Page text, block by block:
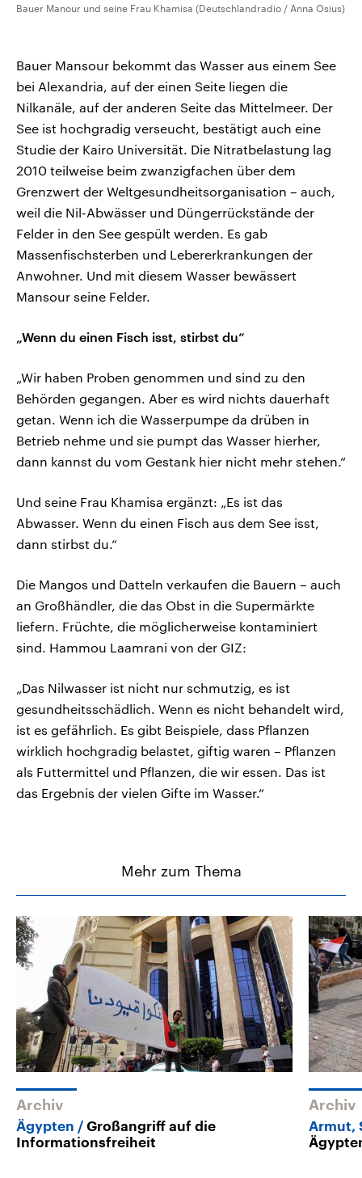
Bauer Manour und seine Frau Khamisa (Deutschlandradio / Anna Osius)
Bauer Mansour bekommt das Wasser aus einem See
bei Alexandria, auf der einen Seite liegen die
Nilkanäle, auf der anderen Seite das Mittelmeer. Der
See ist hochgradig verseucht, bestätigt auch eine
Studie der Kairo Universität. Die Nitratbelastung lag
2010 teilweise beim zwanzigfachen über dem
Grenzwert der Weltgesundheitsorganisation – auch,
weil die Nil-Abwässer und Düngerrückstände der
Felder in den See gespült werden. Es gab
Massenfischsterben und Lebererkrankungen der
Anwohner. Und mit diesem Wasser bewässert
Mansour seine Felder.
„Wenn du einen Fisch isst, stirbst du“
„Wir haben Proben genommen und sind zu den
Behörden gegangen. Aber es wird nichts dauerhaft
getan. Wenn ich die Wasserpumpe da drüben in
Betrieb nehme und sie pumpt das Wasser hierher,
dann kannst du vom Gestank hier nicht mehr stehen.“
Und seine Frau Khamisa ergänzt: „Es ist das
Abwasser. Wenn du einen Fisch aus dem See isst,
dann stirbst du.“
Die Mangos und Datteln verkaufen die Bauern – auch
an Großhändler, die das Obst in die Supermärkte
liefern. Früchte, die möglicherweise kontaminiert
sind. Hammou Laamrani von der GIZ:
„Das Nilwasser ist nicht nur schmutzig, es ist
gesundheitsschädlich. Wenn es nicht behandelt wird,
ist es gefährlich. Es gibt Beispiele, dass Pflanzen
wirklich hochgradig belastet, giftig waren – Pflanzen
als Futtermittel und Pflanzen, die wir essen. Das ist
das Ergebnis der vielen Gifte im Wasser.“
Mehr zum Thema
Archiv
Ägypten
Großangriff auf die
Informationsfreiheit
Archiv
Armut,